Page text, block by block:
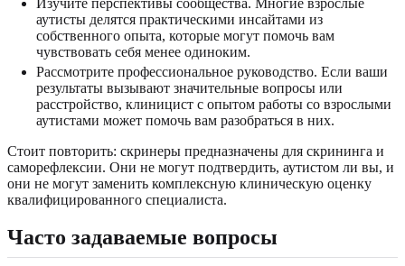
аутисты делятся практическими инсайтами из
собственного опыта, которые могут помочь вам
чувствовать себя менее одиноким.
Рассмотрите профессиональное руководство. Если ваши
результаты вызывают значительные вопросы или
расстройство, клиницист с опытом работы со взрослыми
аутистами может помочь вам разобраться в них.
Стоит повторить: скринеры предназначены для скрининга и
саморефлексии. Они не могут подтвердить, аутистом ли вы, и
они не могут заменить комплексную клиническую оценку
квалифицированного специалиста.
Часто задаваемые вопросы